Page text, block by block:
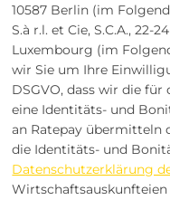
10587 Berlin (im
S.à r.l. et Cie, S.C.A., 22-
Luxembourg (im
wir Sie um Ihre
DSGVO, dass wir die
eine Identitäts- und
an Ratepay übermitteln
die Identitäts- und
Datenschutzerklärung